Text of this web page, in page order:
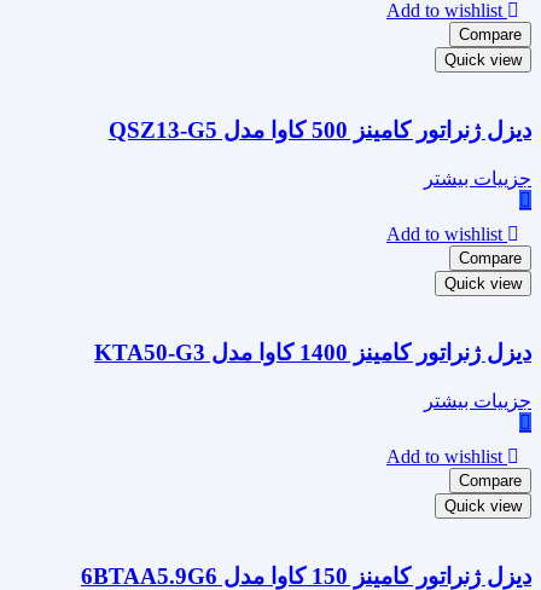
Add to wishlist
Compare
Quick view
دیزل ژنراتور کامینز 500 کاوا مدل QSZ13-G5
جزییات بیشتر
Add to wishlist
Compare
Quick view
دیزل ژنراتور کامینز 1400 کاوا مدل KTA50-G3
جزییات بیشتر
Add to wishlist
Compare
Quick view
دیزل ژنراتور کامینز 150 کاوا مدل 6BTAA5.9G6